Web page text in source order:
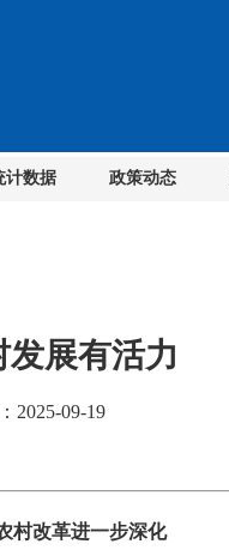
计数据 政策动态
展有活力
2025-09-19
村改革进一步深化